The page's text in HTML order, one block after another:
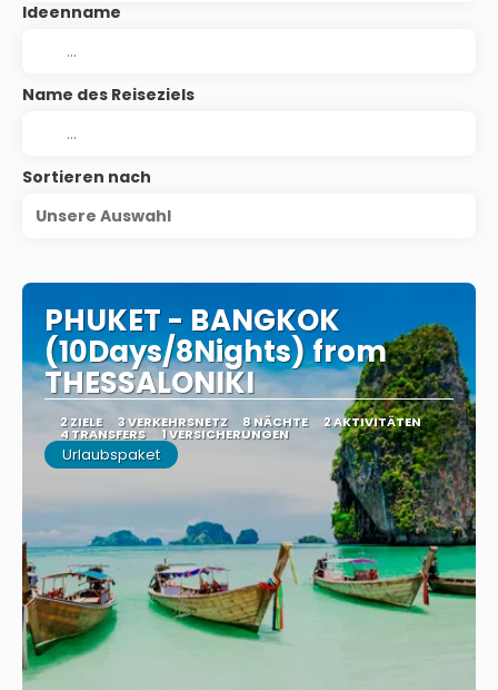
Ideenname
Name des Reiseziels
Sortieren nach
Unsere Auswahl
PHUKET - BANGKOK
(10Days/8Nights) from
THESSALONIKI
2 ZIELE 3 VERKEHRSNETZ 8 NÄCHTE 2 AKTIVITÄTEN
4 TRANSFERS 1 VERSICHERUNGEN
Urlaubspaket